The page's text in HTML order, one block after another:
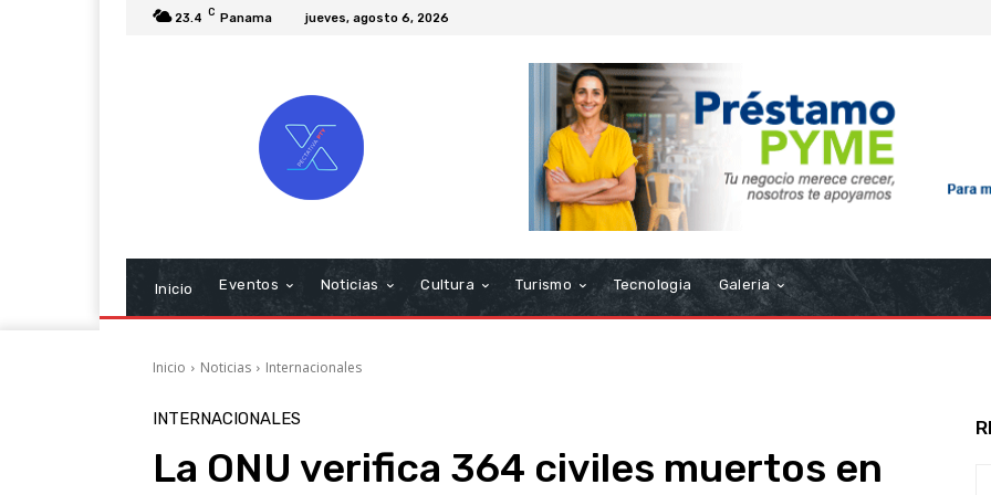
23.4 C Panama jueves, agosto 6, 2026
Inicio Eventos Noticias Cultura Turismo Tecnologia Galeria
Inicio Noticias Internacionales
INTERNACIONALES
La ONU verifica 364 civiles muertos en